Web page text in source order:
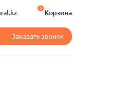
Корзина
0
Заказать звонок